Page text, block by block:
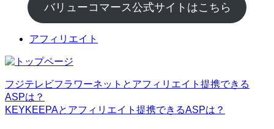
バリューコマース公式サイトはこちら
アフィリエイト
フジテレビフラワーネットとアフィリエイト提携できる
ASPは？
KEYKEEPAとアフィリエイト提携できるASPは？